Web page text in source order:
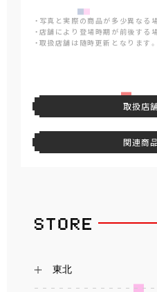
・写真と実際の商品が多少異なる
・店舗により登場時期が前後する
・取扱店舗は随時更新となります。
取扱店
関連商
東北